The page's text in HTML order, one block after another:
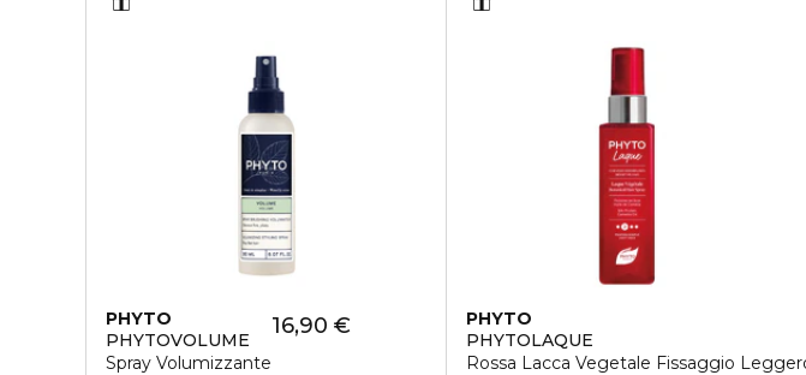
PHYTO
PHYTOVOLUME
Spray Volumizzante
16,90 €
PHYTO
PHYTOLAQUE
Rossa Lacca Vegetale Fissaggio Leggero